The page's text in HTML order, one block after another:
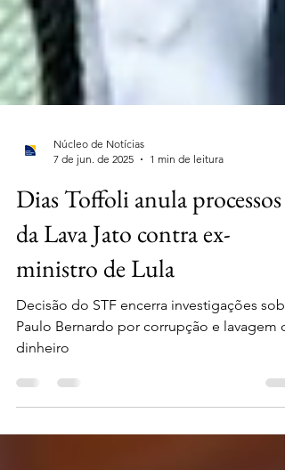
7 de jun. de 2025
1 min de leitura
Dias Toffoli anula processos
da Lava Jato contra ex-
ministro de Lula
Decisão do STF encerra investigações
dinheiro